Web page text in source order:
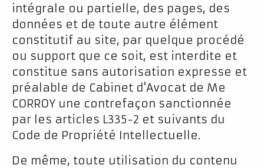
intégrale ou partielle, des pages, des
données et de toute autre élément
constitutif au site, par quelque procédé
ou support que ce soit, est interdite et
constitue sans autorisation expresse et
préalable de Cabinet d'Avocat de Me
CORROY une contrefaçon sanctionnée
par les articles L335-2 et suivants du
Code de Propriété Intellectuelle.
De même, toute utilisation du contenu